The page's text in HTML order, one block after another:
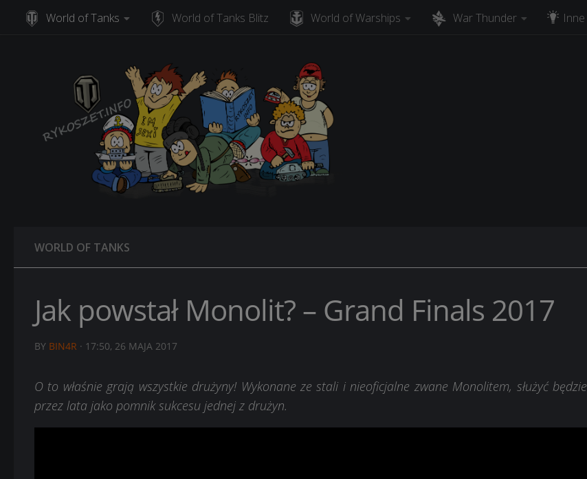
Skip to content
World of Tanks World of Tanks Blitz World of Warships War Thunder Inne
WORLD OF TANKS
Jak powstał Monolit? – Grand Finals 2017
BY BIN4R · 17:50, 26 MAJA 2017
O to właśnie grają wszystkie drużyny! Wykonane ze stali i nieoficjalne zwane Monolitem, służyć będzie
przez lata jako pomnik sukcesu jednej z drużyn.